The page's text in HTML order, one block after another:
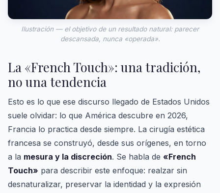
Ilustración — el objetivo de un resultado natural: parecer
descansada, nunca «operada».
La «French Touch»: una tradición,
no una tendencia
Esto es lo que ese discurso llegado de Estados Unidos
suele olvidar: lo que América descubre en 2026,
Francia lo practica desde siempre. La cirugía estética
francesa se construyó, desde sus orígenes, en torno
a la mesura y la discreción. Se habla de «French
Touch» para describir este enfoque: realzar sin
desnaturalizar, preservar la identidad y la expresión